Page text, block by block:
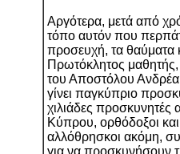
Αργότερα, μετά από
τόπο αυτόν που
προσευχή, τα θαύματα
Πρωτόκλητος μαθητής,
του Αποστόλου
γίνει παγκύπριο
χιλιάδες προσκυνητές
Κύπρου, ορθόδοξοι και
αλλόθρησκοι ακόμη,
για να προσκυνήσουν